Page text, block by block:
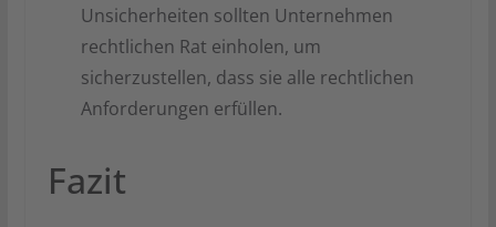
Unsicherheiten sollten Unternehmen
rechtlichen Rat einholen, um
sicherzustellen, dass sie alle rechtlichen
Anforderungen erfüllen.
Fazit